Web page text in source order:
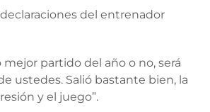
del entrenador
mejor partido del año o no, será
ustedes. Salió bastante bien, la
y el juego”.